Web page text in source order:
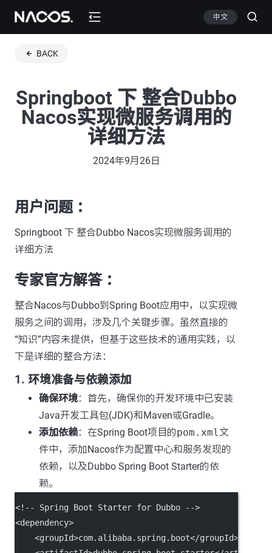
中文
BACK
Springboot 下 整合Dubbo
Nacos实现微服务调用的
详细方法
2024年9月26日
用户问题 ：
Springboot 下 整合Dubbo Nacos实现微服务调用的
详细方法
专家官方解答 ：
整合Nacos与Dubbo到Spring Boot应用中，以实现微
服务之间的调用，涉及几个关键步骤。虽然直接的
“知识”内容未提供，但基于这些技术的通用实践，以
下是详细的整合方法：
1. 环境准备与依赖添加
确保环境：首先，确保你的开发环境中已安装
Java开发工具包(JDK)和Maven或Gradle。
添加依赖：在Spring Boot项目的pom.xml文
件中，添加Nacos作为配置中心和服务发现的
依赖，以及Dubbo Spring Boot Starter的依
赖。
<!-- Spring Boot Starter for Dubbo -->
<dependency>
    <
groupId>com.alibaba.spring.boot</groupId>